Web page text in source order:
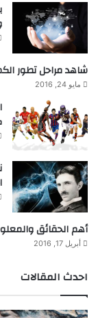
شاهد مراحل تطور
مايو 24, 2016
أهم الحقائق
أبريل 17, 2016
احدث المقالات